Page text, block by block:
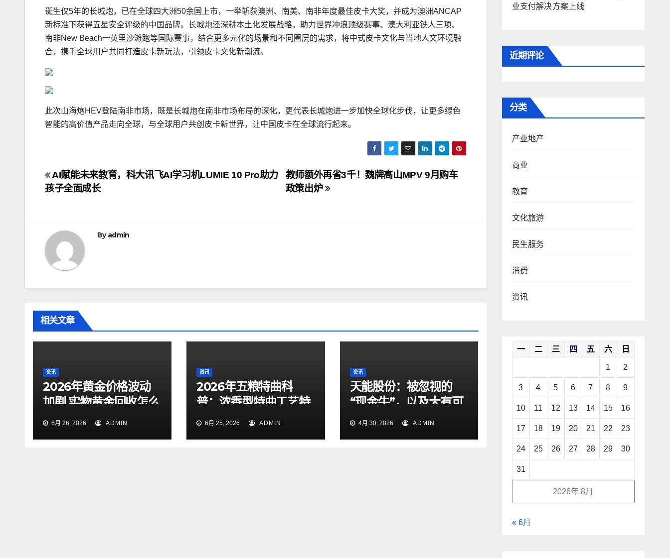
诞生仅5年的长城炮，已在全球四大洲50余国上市，一举斩获澳洲、南美、南非年度最佳皮卡大奖，并成为澳洲ANCAP
新标准下获得五星安全评级的中国品牌。长城炮还深耕本土化发展战略，助力世界冲浪顶级赛事、澳大利亚铁人三项、
南非New Beach一英里沙滩跑等国际赛事，结合更多元化的场景和不同圈层的需求，将中式皮卡文化与当地人文环境融
合，携手全球用户共同打造皮卡新玩法，引领皮卡文化新潮流。
此次山海炮HEV登陆南非市场，既是长城炮在南非市场布局的深化，更代表长城炮进一步加快全球化步伐，让更多绿色
智能的高价值产品走向全球，与全球用户共创皮卡新世界，让中国皮卡在全球流行起来。
文
章
航
教师额外再省3千！魏牌高山MPV 9月购车
政策出炉
AI赋能未来教育，科大讯飞AI学习机LUMIE 10 Pro助力
孩子全面成长
Byadmin
相关文章
资讯
2026年黄金价格波动
加剧 实物黄金回收怎么
样才靠谱
6月 26, 2026 ADMIN
资讯
2026年五粮特曲科
普：浓香型特曲工艺特
点与大众商务选酒指南
6月 25, 2026 ADMIN
资讯
天能股份：被忽视的
“现金牛”，以及大有可
为的出海和锂电池
4月 30, 2026 ADMIN
业支付解决方案上线
近期评论
分类
产业地产
商业
教育
文化旅游
民生服务
消费
资讯
2026年 8月
一 二 三 四 五 六 日
1 2
3 4 5 6 7 8 9
10 11 12 13 14 15 16
17 18 19 20 21 22 23
24 25 26 27 28 29 30
31
« 6月